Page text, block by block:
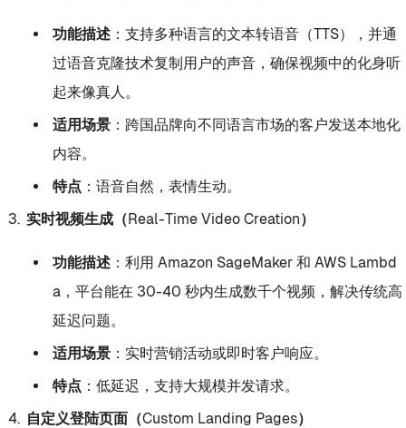
功能描述：支持多种语言的文本转语音（TTS），并通
过语音克隆技术复制用户的声音，确保视频中的化身听
起来像真人。
适用场景：跨国品牌向不同语言市场的客户发送本地化
内容。
特点 ：语音自然，表情生动。
实时视频生成（Real-Time Video Creation）
功能描述：利用 Amazon SageMaker 和 AWS Lambd
a，平台能在 30-40 秒内生成数千个视频，解决传统高
延迟问题。
适用场景：实时营销活动或即时客户响应。
特点 ：低延迟，支持大规模并发请求。
自定义登陆页面（Custom Landing Pages）